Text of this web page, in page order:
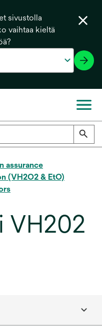
sivustolla
vaihtaa kieltä
assurance
(VH2O2 & EtO)
VH202